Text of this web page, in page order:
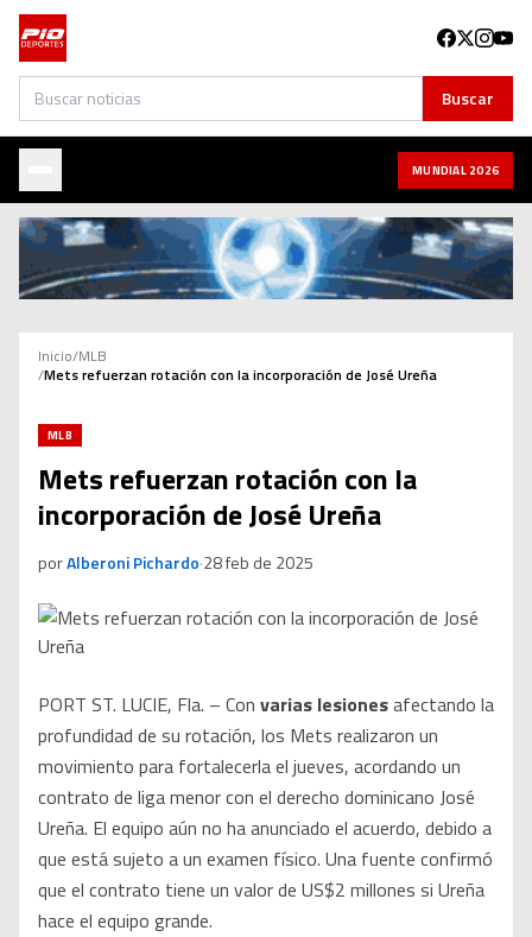
Buscar Buscar
MUNDIAL 2026
Inicio/MLB
/Mets refuerzan rotación con la incorporación de José Ureña
MLB
Mets refuerzan rotación con la
incorporación de José Ureña
porAlberoni Pichardo·28 feb de 2025
PORT ST. LUCIE, Fla. – Con varias lesionesafectando la
profundidad de su rotación, los Mets realizaron un
movimiento para fortalecerla el jueves, acordando un
contrato de liga menor con el derecho dominicano José
Ureña. El equipo aún no ha anunciado el acuerdo, debido a
que está sujeto a un examen físico. Una fuente confirmó
que el contrato tiene un valor de US$2 millones si Ureña
hace el equipo grande.